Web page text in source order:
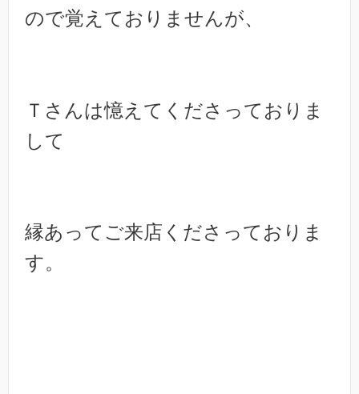
ので覚えておりませんが、
Ｔさんは憶えてくださっておりま
して
縁あってご来店くださっておりま
す。